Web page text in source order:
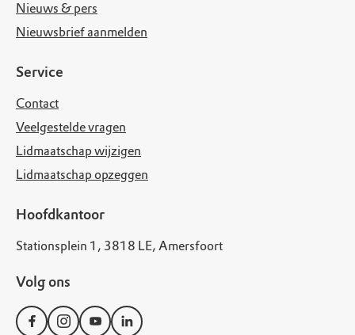
Nieuws & pers
Nieuwsbrief aanmelden
Service
Contact
Veelgestelde vragen
Lidmaatschap wijzigen
Lidmaatschap opzeggen
Hoofdkantoor
Stationsplein 1, 3818 LE, Amersfoort
Volg ons